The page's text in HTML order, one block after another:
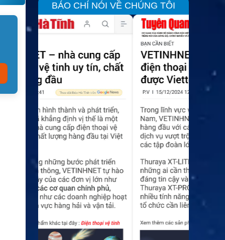
BÁO CHÍ NÓI VỀ CHÚNG TÔI